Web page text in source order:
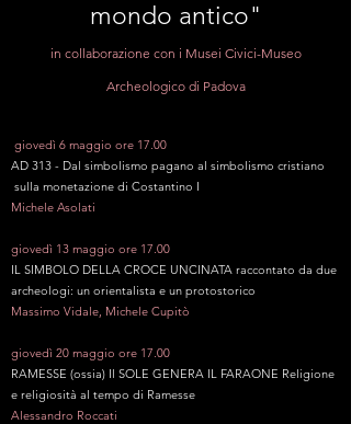
mondo antico"
in collaborazione con i Musei Civici-Museo
Archeologico di Padova
giovedì 6 maggio ore 17.00
AD 313 - Dal simbolismo pagano al simbolismo cristiano
sulla monetazione di Costantino I
Michele Asolati
giovedì 13 maggio ore 17.00
IL SIMBOLO DELLA CROCE UNCINATA raccontato da due
archeologi: un orientalista e un protostorico
Massimo Vidale, Michele Cupitò
giovedì 20 maggio ore 17.00
RAMESSE (ossia) Il SOLE GENERA IL FARAONE Religione
e religiosità al tempo di Ramesse
Alessandro Roccati